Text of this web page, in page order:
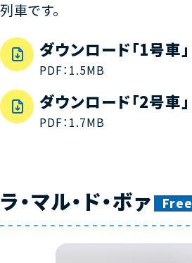
列車です。
ダウンロード「1号車」
PDF：1.5MB
ダウンロード「2号車」
PDF：1.7MB
ラ・マル・ド・ボァ Free